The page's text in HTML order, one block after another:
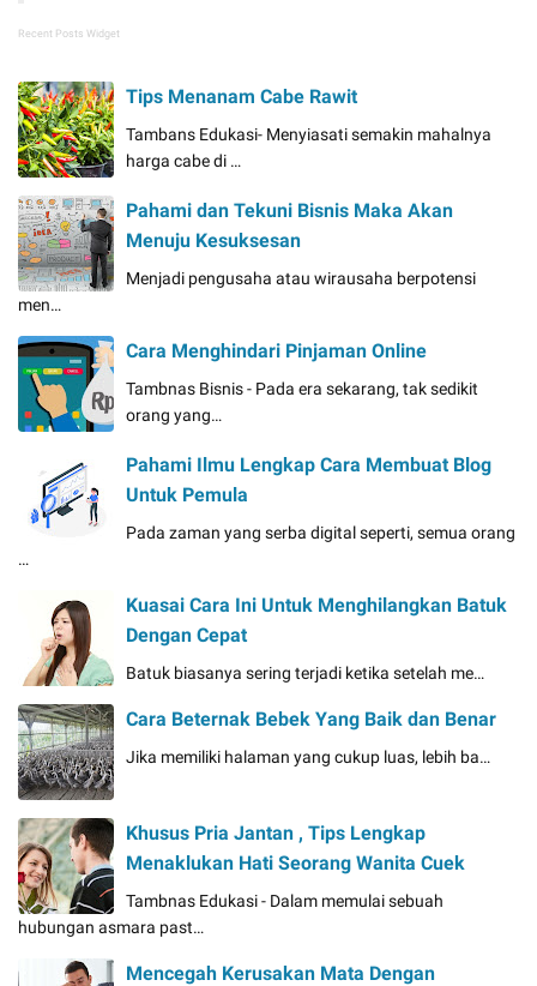
Recent Posts Widget
Tips Menanam Cabe Rawit
Tambans Edukasi- Menyiasati semakin mahalnya
harga cabe di …
Pahami dan Tekuni Bisnis Maka Akan
Menuju Kesuksesan
Menjadi pengusaha atau wirausaha berpotensi
men…
Cara Menghindari Pinjaman Online
Tambnas Bisnis - Pada era sekarang, tak sedikit
orang yang…
Pahami Ilmu Lengkap Cara Membuat Blog
Untuk Pemula
Pada zaman yang serba digital seperti, semua orang
…
Kuasai Cara Ini Untuk Menghilangkan Batuk
Dengan Cepat
Batuk biasanya sering terjadi ketika setelah me…
Cara Beternak Bebek Yang Baik dan Benar
Jika memiliki halaman yang cukup luas, lebih ba…
Khusus Pria Jantan , Tips Lengkap
Menaklukan Hati Seorang Wanita Cuek
Tambnas Edukasi - Dalam memulai sebuah
hubungan asmara past…
Mencegah Kerusakan Mata Dengan